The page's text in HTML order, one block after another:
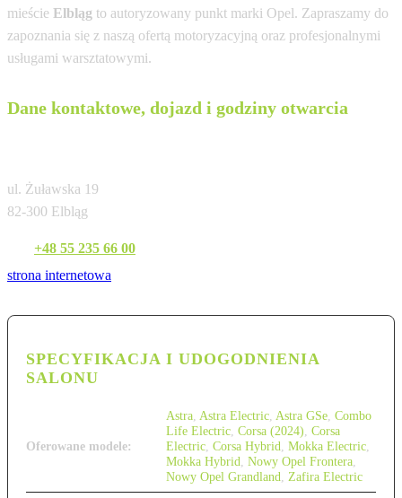
mieście Elbląg to autoryzowany punkt marki Opel. Zapraszamy do
zapoznania się z naszą ofertą motoryzacyjną oraz profesjonalnymi
usługami warsztatowymi.
Dane kontaktowe, dojazd i godziny otwarcia
ul. Żuławska 19
82-300 Elbląg
+48 55 235 66 00
strona internetowa
SPECYFIKACJA I UDOGODNIENIA
SALONU
Oferowane modele:
Astra Astra Electric Astra GSe Combo
Life Electric Corsa (2024) Corsa
Electric Corsa Hybrid Mokka Electric
Mokka Hybrid Nowy Opel Frontera
Nowy Opel Grandland
Zafira Electric